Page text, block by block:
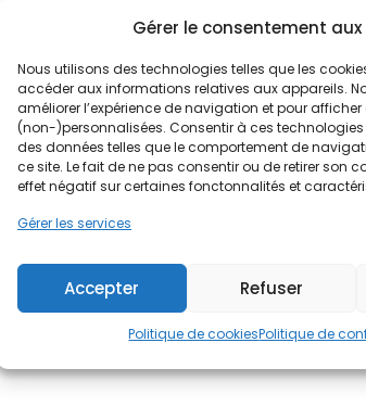
Gérer le consentement aux
Nous utilisons des technologies telles que les
accéder aux informations relatives aux appareils.
améliorer l’expérience de navigation et pour
(non-)personnalisées. Consentir à ces
des données telles que le comportement de
ce site. Le fait de ne pas consentir ou de retirer son
effet négatif sur certaines fonctonnalités et
Gérer les services
Accepter Refuser
Politique de cookiesPolitique de